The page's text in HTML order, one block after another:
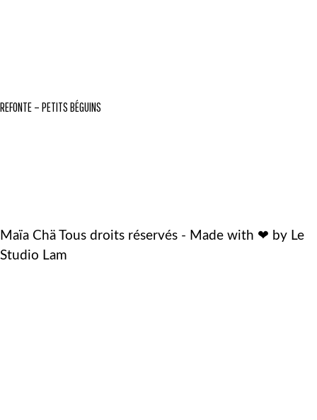
REFONTE – PETITS BÉGUINS
Maïa Chä Tous droits réservés - Made with ❤ by Le
Studio Lam